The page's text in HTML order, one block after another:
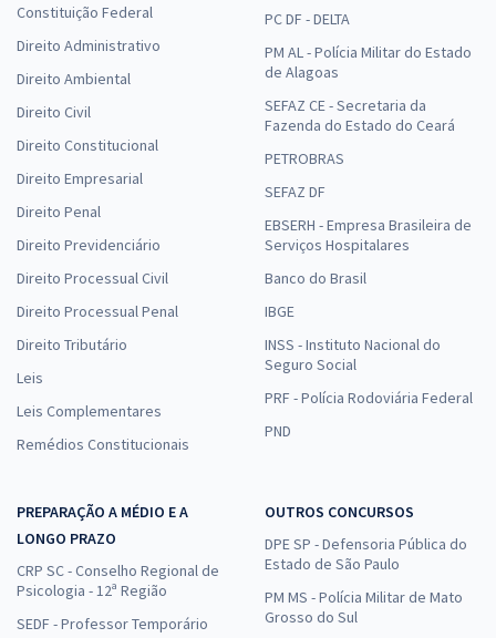
Constituição Federal
Direito Administrativo
Direito Ambiental
Direito Civil
Direito Constitucional
Direito Empresarial
Direito Penal
Direito Previdenciário
Direito Processual Civil
Direito Processual Penal
Direito Tributário
Leis
Leis Complementares
Remédios Constitucionais
PC DF - DELTA
PM AL - Polícia Militar do Estado
de Alagoas
SEFAZ CE - Secretaria da
Fazenda do Estado do Ceará
PETROBRAS
SEFAZ DF
EBSERH - Empresa Brasileira de
Serviços Hospitalares
Banco do Brasil
IBGE
INSS - Instituto Nacional do
Seguro Social
PRF - Polícia Rodoviária Federal
PND
PREPARAÇÃO A MÉDIO E A
LONGO PRAZO
CRP SC - Conselho Regional de
Psicologia - 12ª Região
SEDF - Professor Temporário
OUTROS CONCURSOS
DPE SP - Defensoria Pública do
Estado de São Paulo
PM MS - Polícia Militar de Mato
Grosso do Sul